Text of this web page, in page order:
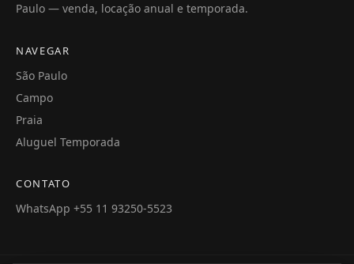
Paulo — venda, locação anual e temporada.
NAVEGAR
São Paulo
Campo
Praia
Aluguel Temporada
CONTATO
WhatsApp +55 11 93250-5523